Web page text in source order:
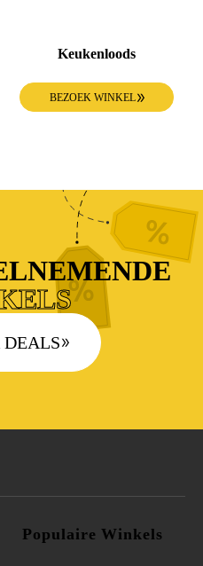
Keukenloods
BEZOEK WINKEL
Populaire Winkels